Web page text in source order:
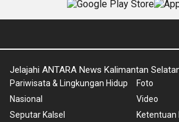
Jelajahi ANTARA News Kalimantan
Pariwisata & Lingkungan Hidup
Nasional
Seputar Kalsel
Foto
Video
Ketentuan